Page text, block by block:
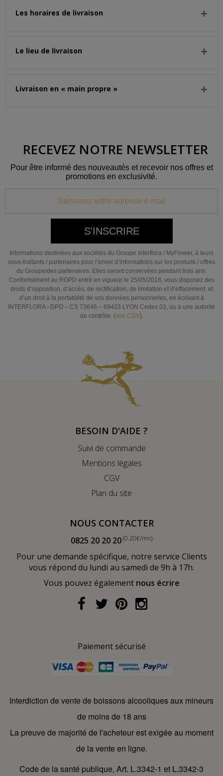
Les horaires de livraison
Le lieu de livraison
Livraison en « main propre »
RECEVEZ NOTRE NEWSLETTER
Pour être informé des nouveautés et recevoir nos offres et
promotions en exclusivité.
S'INSCRIRE
Informations destinées aux sociétés du Groupe Interflora / MyFlower, à leurs
sous-traitants / partenaires pour l’envoi d’informations sur les produits / offres
du Groupe/des partenaires. Elles seront conservées pendant trois ans.
Conformément au RGPD entré en vigueur le 25/05/2018, vous disposez des
droits d’opposition, d’accès, de rectification, de limitation et d’effacement, et
d’un droit à la portabilité de vos données personnelles, en écrivant à
INTERFLORA –DPO – CS 73646 – 69423 LYON Cedex 03, ou à une autorité
de contrôle. (voir CGV).
BESOIN D'AIDE ?
Suivi de commande
Mentions légales
CGV
Plan du site
NOUS CONTACTER
0825 20 20 20(0.20€/mn)
Pour une demande spécifique, notre service Clients
vous répond du lundi au samedi de 9h à 17h.
Vous pouvez également nous écrire
Paiement sécurisé
Interdiction de vente de boissons alcooliques aux mineurs
de moins de 18 ans
La preuve de majorité de l'acheteur est exigée au moment
de la vente en ligne.
Code de la santé publique, Art. L.3342-1 et L.3342-3